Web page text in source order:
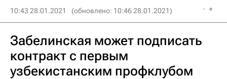
10:43 28.01.2021 (обновлено: 10:46 28.01.2021)
Забелинская может подписать
контракт с первым
узбекистанским профклубом